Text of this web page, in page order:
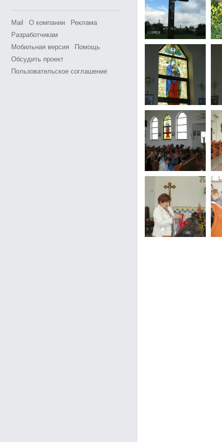
Mail О компании
Реклама
Разработчикам
Мобильная версия
Помощь
Обсудить проект
Пользовательское соглашение